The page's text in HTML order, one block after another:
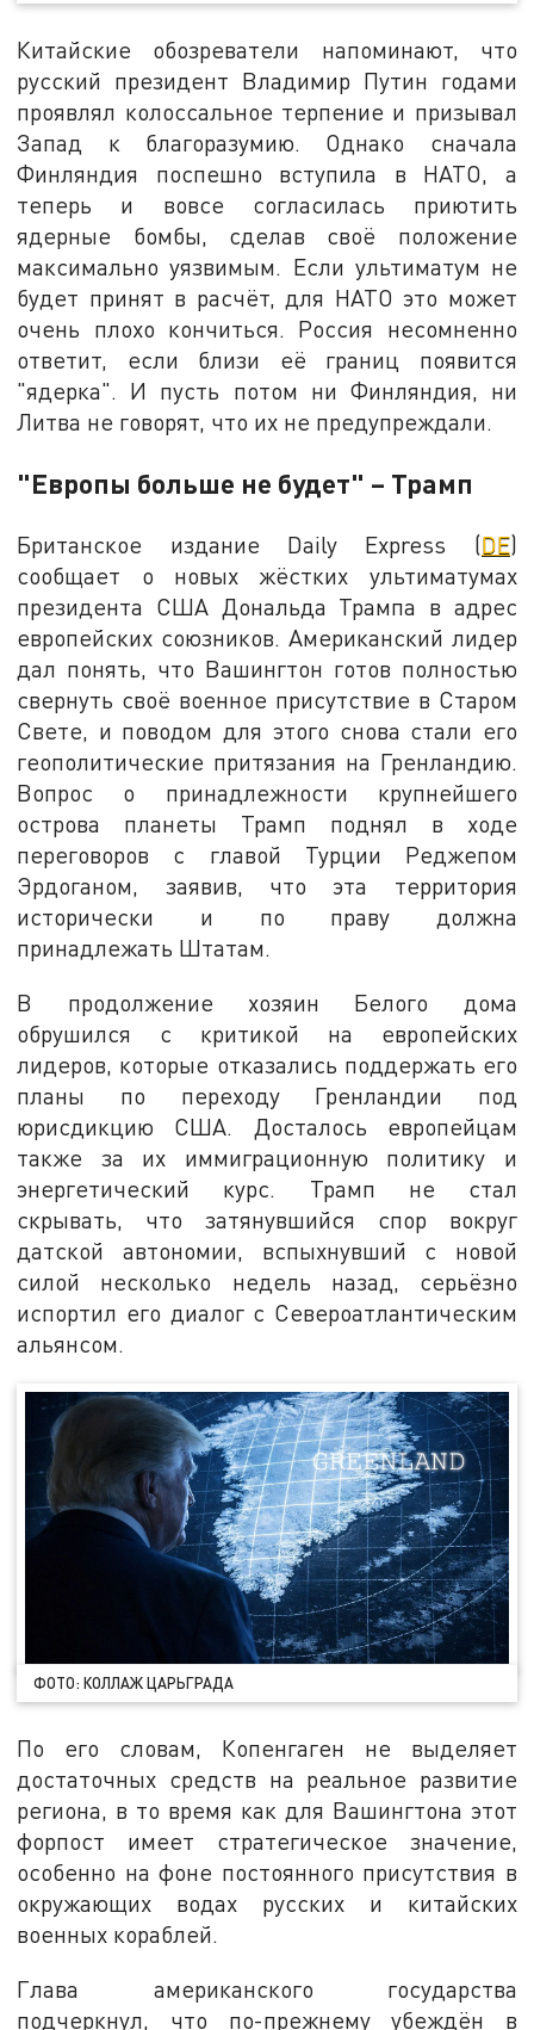
Китайские обозреватели напоминают, что
русский президент Владимир Путин годами
проявлял колоссальное терпение и призывал
Запад к благоразумию. Однако сначала
Финляндия поспешно вступила в НАТО, а
теперь и вовсе согласилась приютить
ядерные бомбы, сделав своё положение
максимально уязвимым. Если ультиматум не
будет принят в расчёт, для НАТО это может
очень плохо кончиться. Россия несомненно
ответит, если близи её границ появится
"ядерка". И пусть потом ни Финляндия, ни
Литва не говорят, что их не предупреждали.
"Европы больше не будет" – Трамп
Британское издание Daily Express (DE)
сообщает о новых жёстких ультиматумах
президента США Дональда Трампа в адрес
европейских союзников. Американский лидер
дал понять, что Вашингтон готов полностью
свернуть своё военное присутствие в Старом
Свете, и поводом для этого снова стали его
геополитические притязания на Гренландию.
Вопрос о принадлежности крупнейшего
острова планеты Трамп поднял в ходе
переговоров с главой Турции Реджепом
Эрдоганом, заявив, что эта территория
исторически и по праву должна
принадлежать Штатам.
В продолжение хозяин Белого дома
обрушился с критикой на европейских
лидеров, которые отказались поддержать его
планы по переходу Гренландии под
юрисдикцию США. Досталось европейцам
также за их иммиграционную политику и
энергетический курс. Трамп не стал
скрывать, что затянувшийся спор вокруг
датской автономии, вспыхнувший с новой
силой несколько недель назад, серьёзно
испортил его диалог с Североатлантическим
альянсом.
ФОТО: КОЛЛАЖ ЦАРЬГРАДА
По его словам, Копенгаген не выделяет
достаточных средств на реальное развитие
региона, в то время как для Вашингтона этот
форпост имеет стратегическое значение,
особенно на фоне постоянного присутствия в
окружающих водах русских и китайских
военных кораблей.
Глава американского государства
подчеркнул, что по-прежнему убеждён в